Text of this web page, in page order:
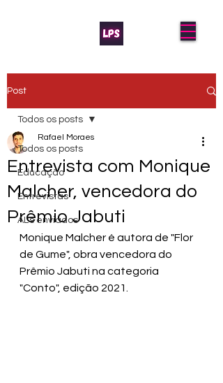
Post
Todos os posts
Educação
Entrevistas
AL's enviados
Todos os posts
Entrevista com Monique
Malcher, vencedora do
Prêmio Jabuti
Rafael Moraes
Monique Malcher é autora de "Flor
de Gume", obra vencedora do
Prêmio Jabuti na categoria
"Conto", edição 2021.